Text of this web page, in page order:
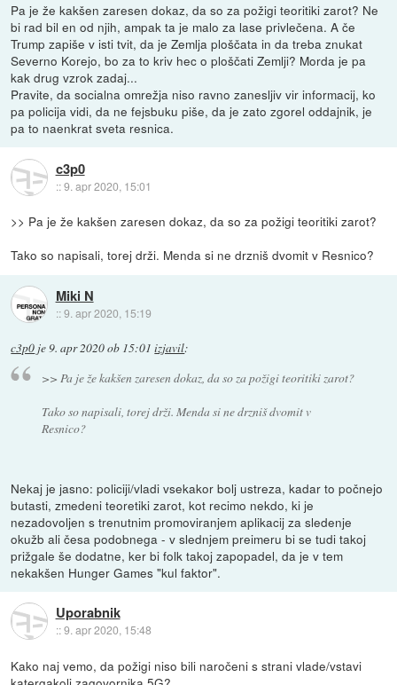
Pa je že kakšen zaresen dokaz, da so za požigi teoritiki zarot? Ne
bi rad bil en od njih, ampak ta je malo za lase privlečena. A če
Trump zapiše v isti tvit, da je Zemlja ploščata in da treba znukat
Severno Korejo, bo za to kriv hec o ploščati Zemlji? Morda je pa
kak drug vzrok zadaj...
Pravite, da socialna omrežja niso ravno zanesljiv vir informacij, ko
pa policija vidi, da ne fejsbuku piše, da je zato zgorel oddajnik, je
pa to naenkrat sveta resnica.
c3p0
::9. apr 2020, 15:01
>> Pa je že kakšen zaresen dokaz, da so za požigi teoritiki zarot?
Tako so napisali, torej drži. Menda si ne drzniš dvomit v Resnico?
Miki N
::9. apr 2020, 15:19
c3p0 je9. apr 2020 ob 15:01 izjavil:
>> Pa je že kakšen zaresen dokaz, da so za požigi teoritiki zarot?
Tako so napisali, torej drži. Menda si ne drzniš dvomit v
Resnico?
Nekaj je jasno: policiji/vladi vsekakor bolj ustreza, kadar to počnejo
butasti, zmedeni teoretiki zarot, kot recimo nekdo, ki je
nezadovoljen s trenutnim promoviranjem aplikacij za sledenje
okužb ali česa podobnega - v slednjem preimeru bi se tudi takoj
prižgale še dodatne, ker bi folk takoj zapopadel, da je v tem
nekakšen Hunger Games "kul faktor".
Uporabnik
::9. apr 2020, 15:48
Kako naj vemo, da požigi niso bili naročeni s strani vlade/vstavi